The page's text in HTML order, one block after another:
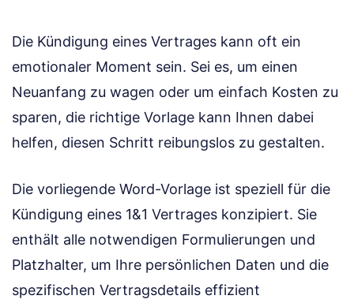
Die Kündigung eines Vertrages kann oft ein
emotionaler Moment sein. Sei es, um einen
Neuanfang zu wagen oder um einfach Kosten zu
sparen, die richtige Vorlage kann Ihnen dabei
helfen, diesen Schritt reibungslos zu gestalten.
Die vorliegende Word-Vorlage ist speziell für die
Kündigung eines 1&1 Vertrages konzipiert. Sie
enthält alle notwendigen Formulierungen und
Platzhalter, um Ihre persönlichen Daten und die
spezifischen Vertragsdetails effizient